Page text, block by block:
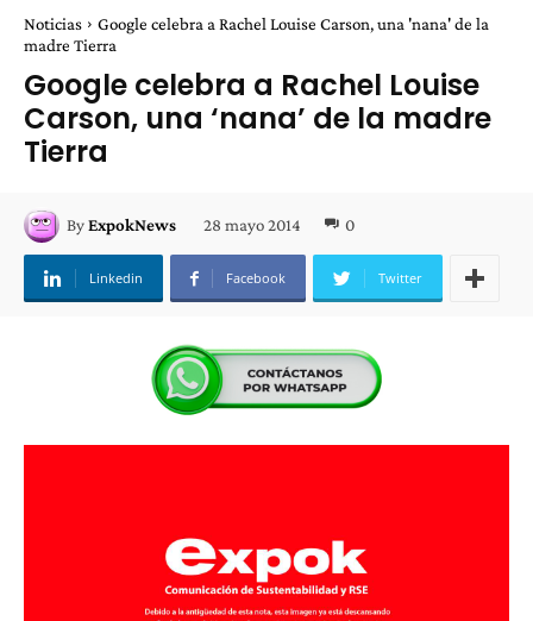
Noticias
Google celebra a Rachel Louise Carson, una 'nana' de la
madre Tierra
Google celebra a Rachel Louise
Carson, una ‘nana’ de la madre
Tierra
ByExpokNews 28 mayo 2014 0
Linkedin Facebook Twitter